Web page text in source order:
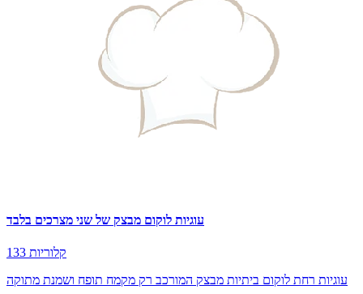
עוגיות לוקום מבצק של שני מצרכים בלבד
133 קלוריות
עוגיות רחת לוקום ביתיות מבצק המורכב רק מקמח תופח ושמנת מתוקה